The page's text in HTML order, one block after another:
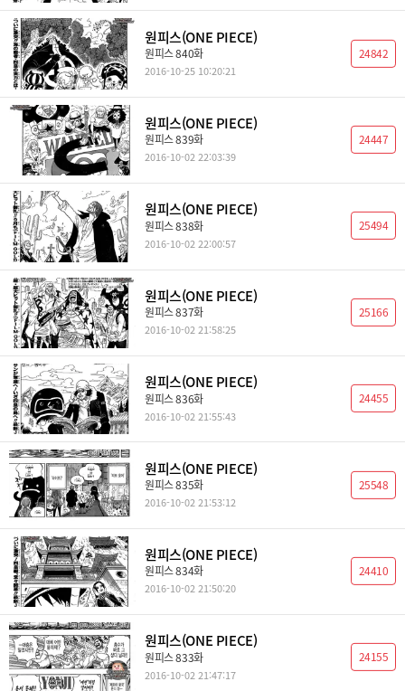
원피스(ONE PIECE)
원피스 840화
2016-10-25 10:20:21
24842
원피스(ONE PIECE)
원피스 839화
2016-10-02 22:03:39
24447
원피스(ONE PIECE)
원피스 838화
2016-10-02 22:00:57
25494
원피스(ONE PIECE)
원피스 837화
2016-10-02 21:58:25
25166
원피스(ONE PIECE)
원피스 836화
2016-10-02 21:55:43
24455
원피스(ONE PIECE)
원피스 835화
2016-10-02 21:53:12
25548
원피스(ONE PIECE)
원피스 834화
2016-10-02 21:50:20
24410
원피스(ONE PIECE)
원피스 833화
2016-10-02 21:47:17
24155